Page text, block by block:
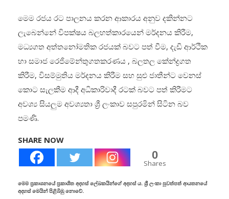
මෙම රජය රට පාලනය කරන ආකාරය අනුව දකින්නට
ලැබෙන්නේ විපක්ෂය බලහත්කාරයෙන් මර්දනය කිරීම,
මධ්‍යගත අත්තනෝමතික රජයක් බවට පත් වීම, දැඩි ආර්ථික
හා සමාජ රෙජිමේන්තුගතකරණය , බලතල කේන්ද්‍රගත
කිරීම, විසම්මුතිය මර්දනය කිරීම සහ සුළු ජාතීන්ට වෙනස්
කොට සැලකීම ආදී අධිකාරිවාදී රටක් බවට පත් කිරීමට
අවශ්‍ය සියලු‍ම අවශ්‍යතා ශ්‍රී ලංකාව සපුරමින් සිටින බව
පමණි.
SHARE NOW
0
Shares
මෙම ප්‍රකාශනයේ ප්‍රකාශිත අදහස් ලේඛකයින්ගේ අදහස් ය. ශ්‍රී ලංකා පුවත්පත් ආයතනයේ
අදහස් මෙයින් පිළිබිඹු නොවේ.